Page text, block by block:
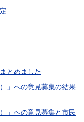
とめました
」への意見募集の結果
」への意見募集と市民